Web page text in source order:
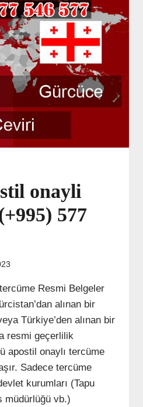
onayli
577
Resmi Belgeler
alınan bir
Türkiye’den alınan bir
resmi geçerlilik
apostil onaylı tercüme
Sadece tercüme
kurumları (Tapu
müdürlüğü vb.)